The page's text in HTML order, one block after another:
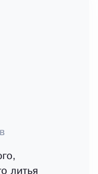
литья